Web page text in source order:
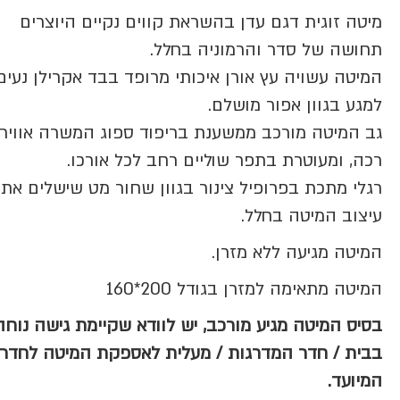
מיטה זוגית דגם עדן בהשראת קווים נקיים היוצרים
תחושה של סדר והרמוניה בחלל.
המיטה עשויה עץ אורן איכותי מרופד בבד אקרילן
למגע בגוון אפור מושלם.
גב המיטה מורכב ממשענת בריפוד ספוג המשרה
רכה, ומעוטרת בתפר שוליים רחב לכל אורכו.
רגלי מתכת בפרופיל צינור בגוון שחור מט שישלים את
עיצוב המיטה בחלל.
המיטה מגיעה ללא מזרן.
המיטה מתאימה למזרן בגודל 200*160
בסיס המיטה מגיע מורכב, יש לוודא שקיימת גישה
בבית / חדר המדרגות / מעלית לאספקת המיטה לחדר
המיועד.